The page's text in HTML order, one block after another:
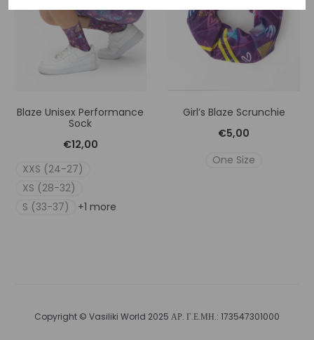
Blaze Unisex Performance
Sock
€12,00
XXS (24-27)
XS (28-32)
S (33-37)
+1 more
Girl’s Blaze Scrunchie
€5,00
One Size
Copyright © Vasiliki World 2025 ΑΡ. Γ.Ε.ΜΗ.: 173547301000